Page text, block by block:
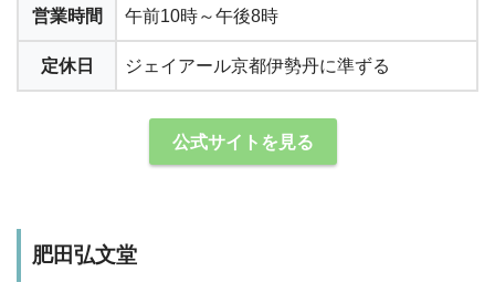
営業時間 午前10時～午後8時
定休日 ジェイアール京都伊勢丹に準ずる
公式サイトを見る
肥田弘文堂